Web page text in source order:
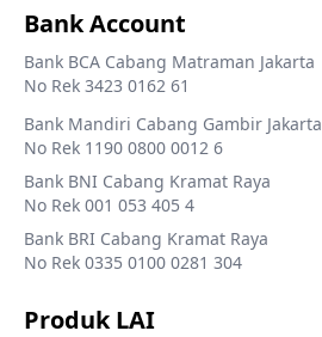
Bank Account
Bank BCA Cabang Matraman Jakarta
No Rek 3423 0162 61
Bank Mandiri Cabang Gambir Jakarta
No Rek 1190 0800 0012 6
Bank BNI Cabang Kramat Raya
No Rek 001 053 405 4
Bank BRI Cabang Kramat Raya
No Rek 0335 0100 0281 304
Produk LAI